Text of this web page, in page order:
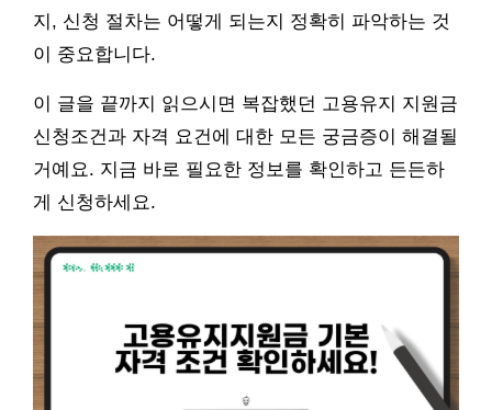
지, 신청 절차는 어떻게 되는지 정확히 파악하는 것
이 중요합니다.
이 글을 끝까지 읽으시면 복잡했던 고용유지 지원금
신청조건과 자격 요건에 대한 모든 궁금증이 해결될
거예요. 지금 바로 필요한 정보를 확인하고 든든하
게 신청하세요.